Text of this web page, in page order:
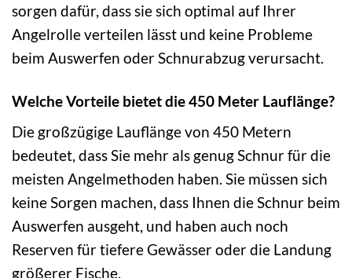
sorgen dafür, dass sie sich optimal auf Ihrer
Angelrolle verteilen lässt und keine Probleme
beim Auswerfen oder Schnurabzug verursacht.
Welche Vorteile bietet die 450 Meter Lauflänge?
Die großzügige Lauflänge von 450 Metern
bedeutet, dass Sie mehr als genug Schnur für die
meisten Angelmethoden haben. Sie müssen sich
keine Sorgen machen, dass Ihnen die Schnur beim
Auswerfen ausgeht, und haben auch noch
Reserven für tiefere Gewässer oder die Landung
größerer Fische.